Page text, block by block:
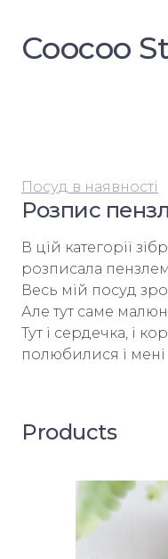
Coocoo
Посуд в наявності
Розпис
В цій категорії
розписала
Весь мій посуд
Але тут саме
Тут і сердечка, і
полюбилися і мені
Products